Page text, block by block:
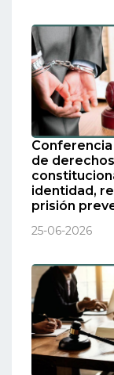
de
identidad,
prisión
25-06-2026